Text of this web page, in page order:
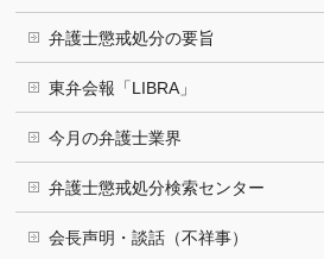
弁護士懲戒処分の要旨
東弁会報「LIBRA」
今月の弁護士業界
弁護士懲戒処分検索センター
会長声明・談話（不祥事）